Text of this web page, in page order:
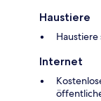
Haustiere
Internet